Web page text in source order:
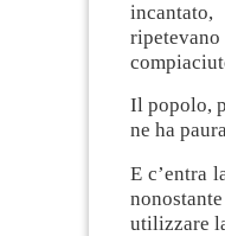
Il popolo,
ne ha
E c’entra
utilizzare